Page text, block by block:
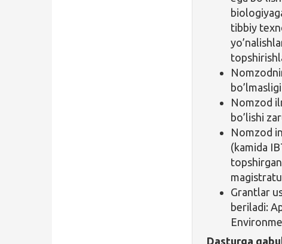
tibbiy
Nomzod
bo’lishi
Nomzod
(kamida
Grantlar
beriladi:
Dasturga